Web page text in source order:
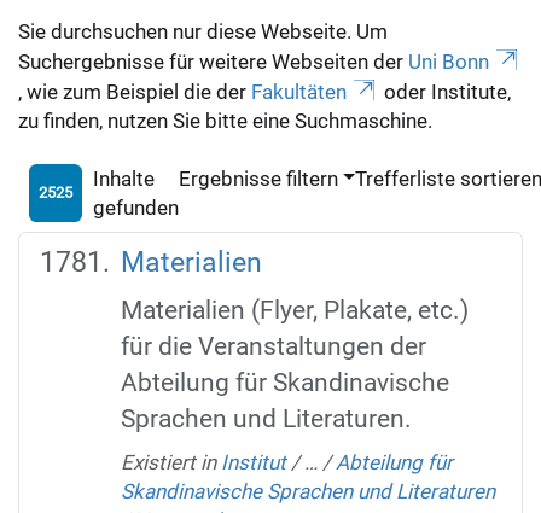
Sie durchsuchen nur diese Webseite. Um
Suchergebnisse für weitere Webseiten der Uni Bonn
, wie zum Beispiel die der Fakultäten
oder Institute,
zu finden, nutzen Sie bitte eine Suchmaschine.
2525
Inhalte
gefunden
Ergebnisse filtern Trefferliste
Materialien
Materialien (Flyer, Plakate, etc.)
für die Veranstaltungen der
Abteilung für Skandinavische
Sprachen und Literaturen.
Existiert in Institut /… /Abteilung für
Skandinavische Sprachen und Literaturen